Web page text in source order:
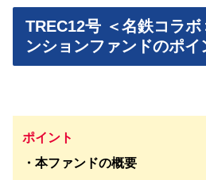
TREC12号 ＜名鉄コラ
ンションファンドのポイ
ポイント
・本ファンドの概要